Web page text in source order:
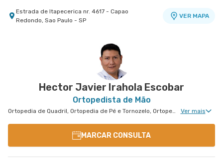
Estrada de Itapecerica nr. 4617 - Capao
Redondo, Sao Paulo - SP
VER MAPA
Hospital Central Oeste (Alphamed)
Avenida Corifeu de Azevedo Marques nr. 217 -
Rua Fernando Falcao nr. 1222 - Mooca, Sao Paulo
Hector Javier Irahola Escobar
Ortopedista de Mão
Ortopedia de Quadril, Ortopedia de Pé e Tornozelo, Ortopedia de Joelho, Ortopedia de Coluna, Ortopedia Geral, Cirurgia de Joelho, Cirurgia de Punho, Ortopedia de Punho, Cirurgia de Quadril, Cirurgia de Pé e Tornozelo, Cirurgia de Mão Ver mais
MARCAR CONSULTA